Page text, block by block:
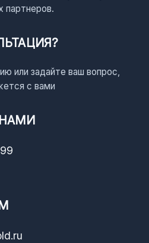
партнеров.
или задайте ваш вопрос,
с вами